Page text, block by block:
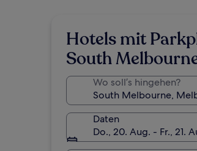
Hotels mit
South
Wo soll’s hingehen?
Daten
Do., 20. Aug. - Fr., 21.